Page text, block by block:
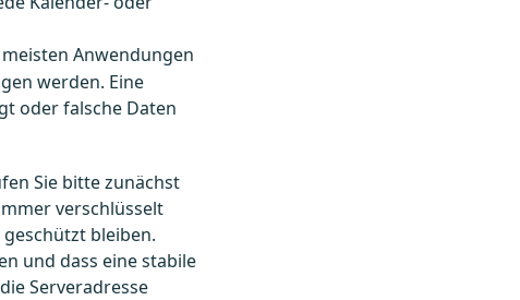
Anwendungen
werden. Eine
oder falsche Daten
Sie bitte zunächst
verschlüsselt
bleiben.
und dass eine stabile
Serveradresse